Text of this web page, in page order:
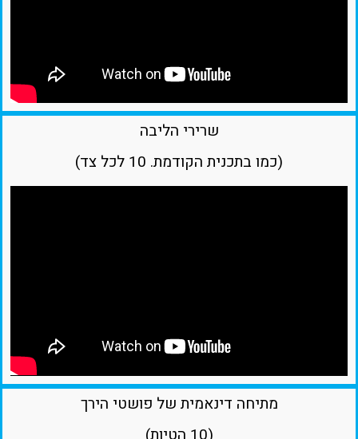
שרירי הליבה
(כמו בתכנית הקודמת. 10 לכל צד)
מתיחה דינאמית של פושטי הירך